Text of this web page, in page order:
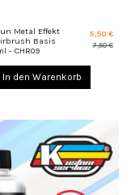
Metal Effekt
Basis
- CHR09
5,50 €
7,50 €
In den Warenkorb